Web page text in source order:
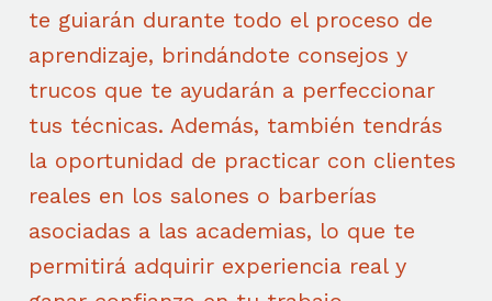
te guiarán durante todo el proceso de
aprendizaje, brindándote consejos y
trucos que te ayudarán a perfeccionar
tus técnicas. Además, también tendrás
la oportunidad de practicar con clientes
reales en los salones o barberías
asociadas a las academias, lo que te
permitirá adquirir experiencia real y